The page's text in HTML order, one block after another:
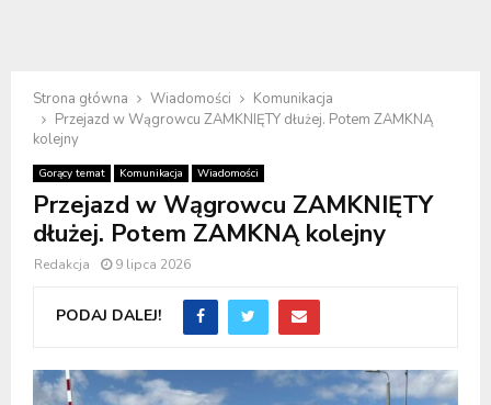
Strona główna Wiadomości
Komunikacja
Przejazd w Wągrowcu ZAMKNIĘTY dłużej. Potem ZAMKNĄ
kolejny
Gorący temat Komunikacja Wiadomości
Przejazd w Wągrowcu ZAMKNIĘTY
dłużej. Potem ZAMKNĄ kolejny
Redakcja 9 lipca 2026
PODAJ DALEJ!